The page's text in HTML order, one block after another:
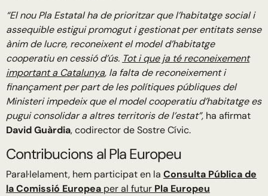
“El nou Pla Estatal ha de prioritzar que l’habitatge social i
assequible estigui promogut i gestionat per entitats sense
ànim de lucre, reconeixent el model d’habitatge
cooperatiu en cessió d’ús. Tot i que ja té reconeixement
important a Catalunya, la falta de reconeixement i
finançament per part de les polítiques públiques del
Ministeri impedeix que el model cooperatiu d’habitatge es
pugui consolidar a altres territoris de l’estat”, ha afirmat
David Guàrdia, codirector de Sostre Cívic.
Contribucions al Pla Europeu
Paral·lelament, hem participat en la Consulta Pública de
la Comissió Europea per al futur Pla Europeu